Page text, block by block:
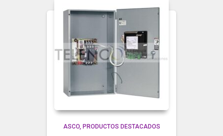
ASCO PRODUCTOS DESTACADOS